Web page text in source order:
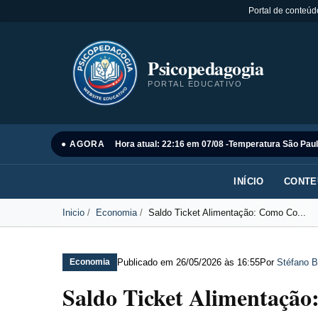
Portal de
Psicopedagogia
PORTAL EDUCATIVO
● AGORA Hora atual: 22:16 em 07/08 -Temperatura São
INÍCIO
Inicio Economia Saldo Ticket Alimentação: Como Co...
Economia Publicado em 26/05/2026 às 16:55Por Stéfano
Saldo Ticket